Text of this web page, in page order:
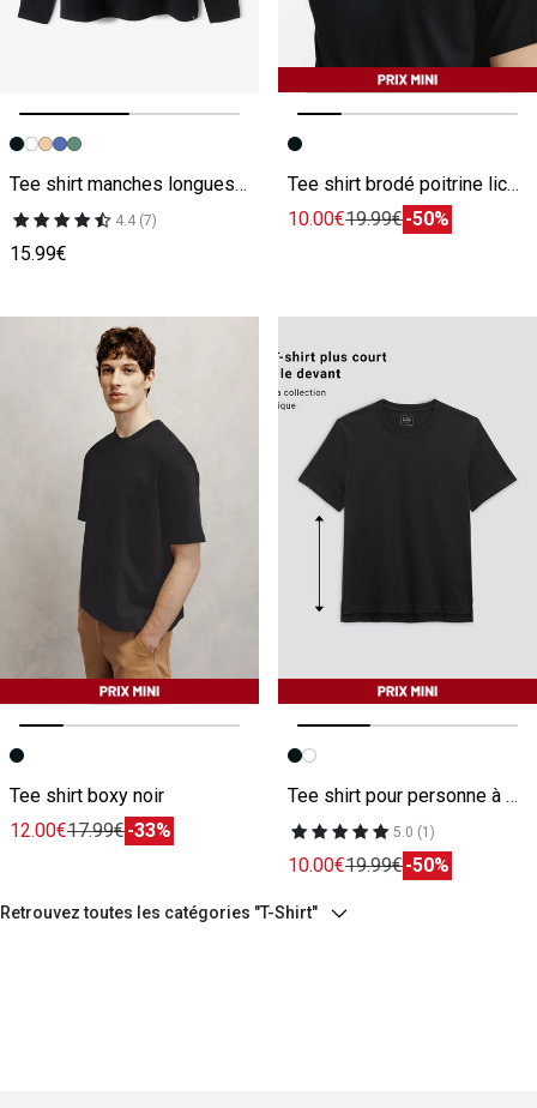
Image précédente
Image suivante
Tee shirt manches longues matière douce noir
4.4 (7)
15.99€
Image précédente
Image suivante
Tee shirt brodé poitrine licence L'Équipe noir
10.00€19.99€-50%
Image précédente
Image suivante
Tee shirt boxy noir
12.00€17.99€-33%
Image précédente
Image suivante
Tee shirt pour personne à mobilité réduite noir
5.0 (1)
10.00€19.99€-50%
Retrouvez toutes les catégories "T-Shirt"